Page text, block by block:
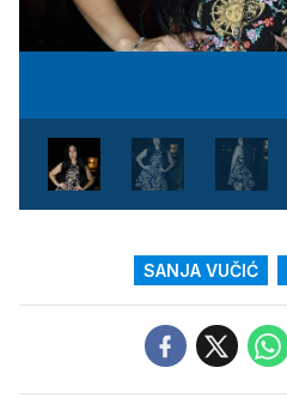
SANJA VUČIĆ